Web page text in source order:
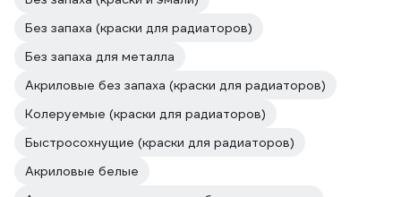
Без запаха (краски для радиаторов)
Без запаха для металла
Акриловые без запаха (краски для радиаторов)
Колеруемые (краски для радиаторов)
Быстросохнущие (краски для радиаторов)
Акриловые белые